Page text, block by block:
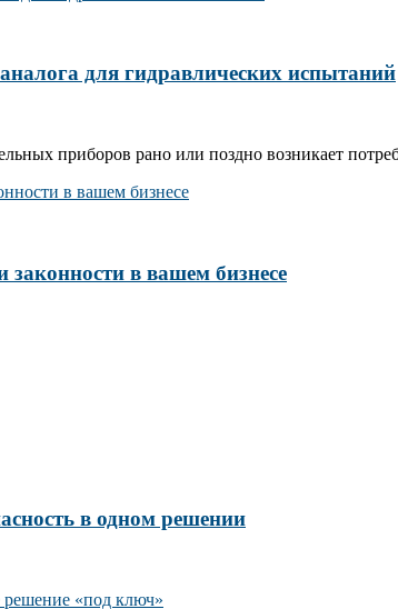
для гидравлических испытаний
приборов рано или поздно возникает
законности в вашем бизнесе
в одном решении